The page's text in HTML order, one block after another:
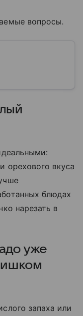
вопросы.
орехового вкуса
блюдах
нарезать в
уже
запаха или